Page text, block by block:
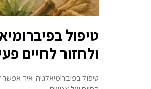
טיפול
ולחזור לחיים
טיפול בפיברומיאלגיה: איך